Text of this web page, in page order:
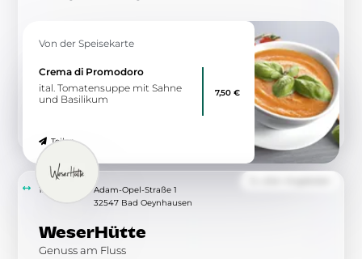
Von der Speisekarte
Crema di Promodoro
ital. Tomatensuppe mit Sahne
und Basilikum
Teilen
7,50 €
WeserHütte
Genuss am Fluss
15.09 km
Adam-Opel-Straße 1
32547 Bad Oeynhausen